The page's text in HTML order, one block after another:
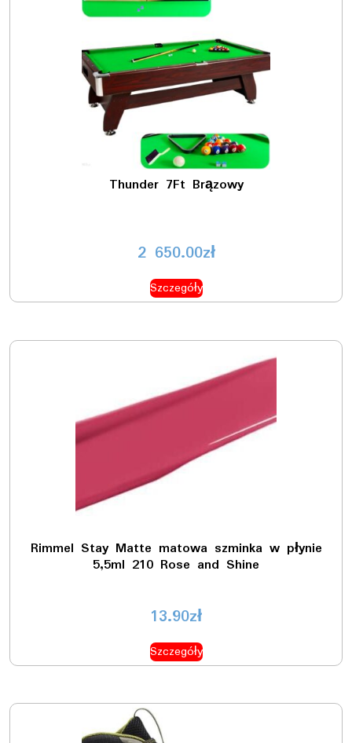
Thunder 7Ft Brązowy
2 650.00zł
Szczegóły
Rimmel Stay Matte matowa szminka w płynie
5,5ml 210 Rose and Shine
13.90zł
Szczegóły